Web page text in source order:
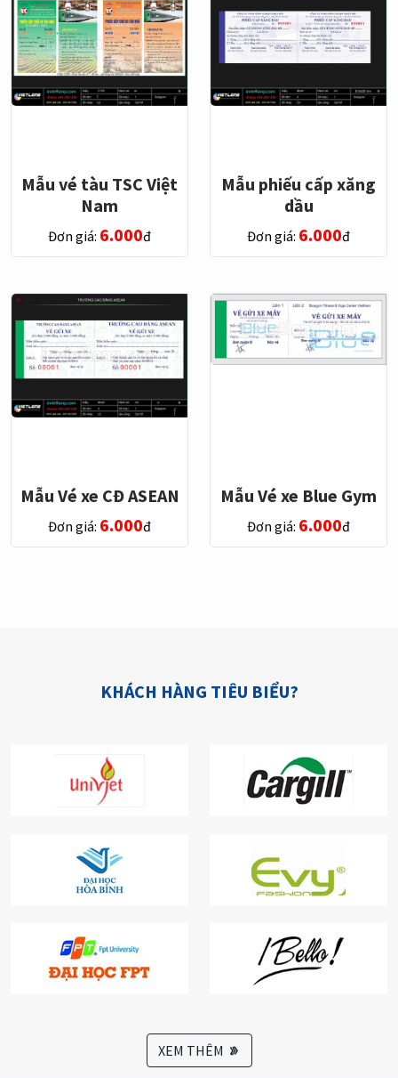
Mẫu vé tàu TSC Việt
Nam
Đơn giá: 6.000đ
Mẫu phiếu cấp xăng
dầu
Đơn giá: 6.000đ
Mẫu Vé xe CĐ ASEAN
Đơn giá: 6.000đ
Mẫu Vé xe Blue Gym
Đơn giá: 6.000đ
KHÁCH HÀNG TIÊU BIỂU?
XEM THÊM